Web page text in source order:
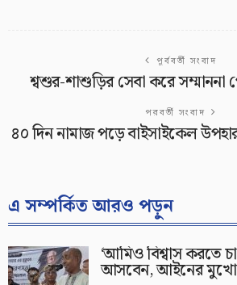
পূর্ববর্তী সংবাদ
শ্বশুর-শাশুড়ির সেবা করে সম্মাননা
পরবর্তী সংবাদ
৪০ দিন নামাজ পড়ে বাইসাইকেল
এ সম্পর্কিত আরও পড়ুন
‘আমিও বিশ্বাস করতে
আসবেন, আইনের